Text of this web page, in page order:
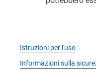
Istruzioni per l'uso
Informazioni sulla